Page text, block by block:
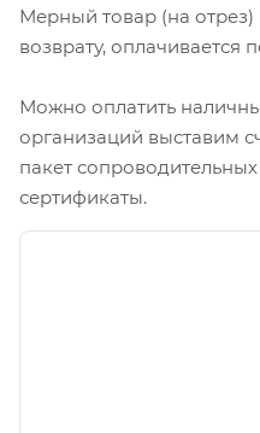
Мерный товар (на
возврату, оплачивается
Можно оплатить
организаций выставим
пакет
сертификаты.